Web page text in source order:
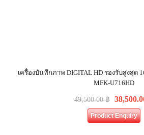
เครื่องบันทึกภาพ DIGITAL HD รองรับสูงสุด
MFK-U716HD
49,500.00฿
Product Enquiry